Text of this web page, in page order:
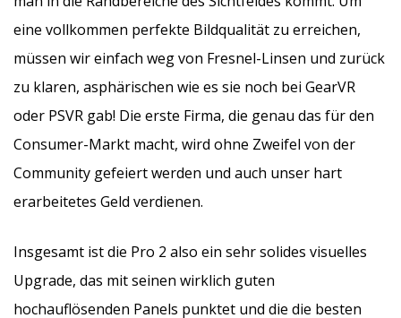
eine vollkommen perfekte Bildqualität zu erreichen,
müssen wir einfach weg von Fresnel-Linsen und zurück
zu klaren, asphärischen wie es sie noch bei GearVR
oder PSVR gab! Die erste Firma, die genau das für den
Consumer-Markt macht, wird ohne Zweifel von der
Community gefeiert werden und auch unser hart
erarbeitetes Geld verdienen.
Insgesamt ist die Pro 2 also ein sehr solides visuelles
Upgrade, das mit seinen wirklich guten
hochauflösenden Panels punktet und die die besten